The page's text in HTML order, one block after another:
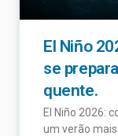
El Niño
se
quente.
El Niño 2026:
um verão